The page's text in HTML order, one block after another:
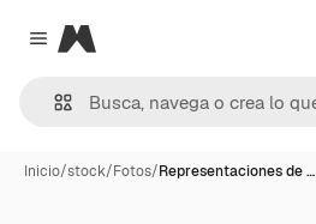
Close menu
Magnific
Inicio/stock/Fotos/Representaciones de …